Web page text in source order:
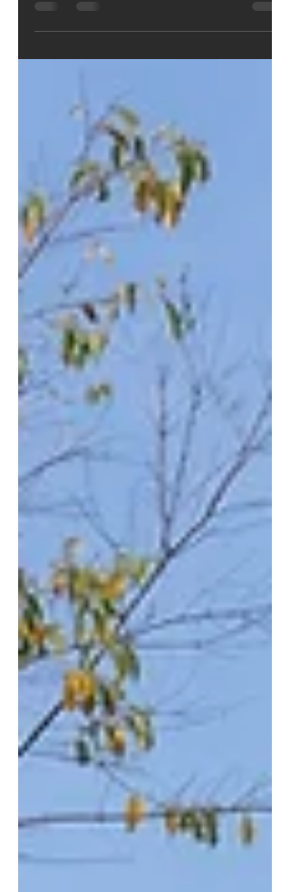
quienes buscan destacar con un local
atractivo, funcional y emocionalmente
espacios comerciales que no solo
venden más, sino que hacen sentir
mejor al cliente.